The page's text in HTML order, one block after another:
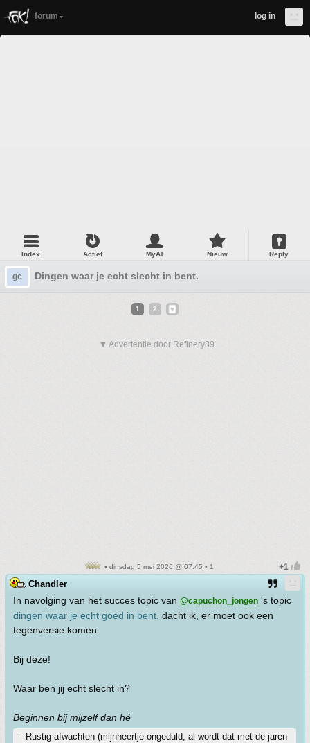
forum log in
Index Actief MyAT Nieuw Reply
gc Dingen waar je echt slecht in bent.
1 2
▼ Advertentie door Refinery89
• dinsdag 5 mei 2026 @ 07:45 • 1
Chandler
In navolging van het succes topic van @capuchon_jongen 's topic
dingen waar je echt goed in bent. dacht ik, er moet ook een
tegenversie komen.
Bij deze!
Waar ben jij echt slecht in?
Beginnen bij mijzelf dan hé
- Rustig afwachten (mijnheertje ongeduld, al wordt dat met de jaren